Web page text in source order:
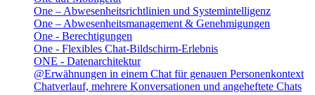
One – Abwesenheitsrichtlinien und Systemintelligenz
One – Abwesenheitsmanagement & Genehmigungen
One - Berechtigungen
One - Flexibles Chat-Bildschirm-Erlebnis
ONE - Datenarchitektur
@Erwähnungen in einem Chat für genauen Personenkontext
Chatverlauf, mehrere Konversationen und angeheftete Chats